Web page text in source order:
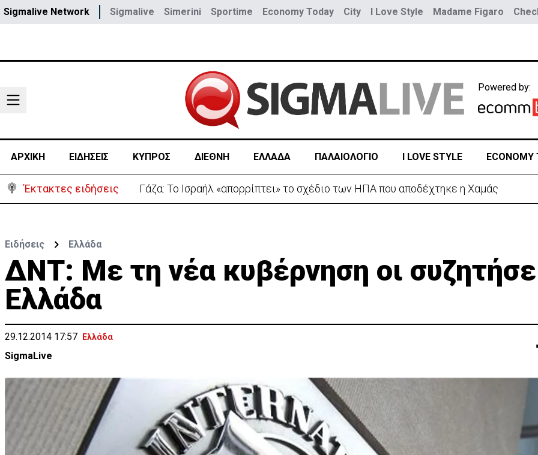
Sigmalive Network Sigmalive Simerini Sportime Economy Today City I Love Style Madame Figaro
Powered by:
ΑΡΧΙΚΗ ΕΙΔΗΣΕΙΣ ΚΥΠΡΟΣ ΔΙΕΘΝΗ ΕΛΛΑΔΑ ΠΑΛΑΙΟΛΟΓΙΟ I LOVE STYLE ECONOMY
Έκτακτες ειδήσεις Κατάρρευση τμήματος του μεγαλύτερου χρυσωρυχείου της Αιγύπτου – Νεκρός
Ειδήσεις Ελλάδα
ΔΝΤ: Με τη νέα κυβέρνηση οι
Ελλάδα
29.12.2014 17:57 Ελλάδα
SigmaLive